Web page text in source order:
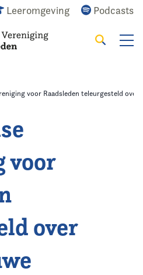
Leeromgeving Podcasts
Zoeken
voor Raadsleden teleurgesteld
voor
over